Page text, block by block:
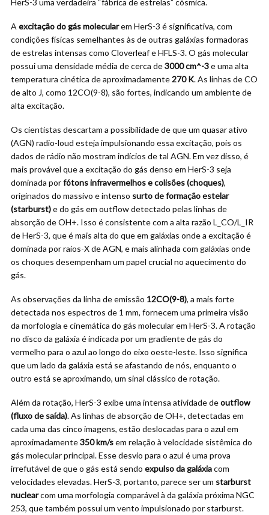
A excitação do gás molecularem HerS-3 é significativa, com
condições físicas semelhantes às de outras galáxias formadoras
de estrelas intensas como Cloverleaf e HFLS-3. O gás molecular
possui uma densidade média de cerca de3000 cm^-3e uma alta
temperatura cinética de aproximadamente270 K. As linhas de CO
de alto J, como 12CO(9-8), são fortes, indicando um ambiente de
alta excitação.
Os cientistas descartam a possibilidade de que um quasar ativo
(AGN) radio-loud esteja impulsionando essa excitação, pois os
dados de rádio não mostram indícios de tal AGN. Em vez disso, é
mais provável que a excitação do gás denso em HerS-3 seja
dominada porfótons infravermelhos e colisões (choques),
originados do massivo e intenso surto de formação estelar
(starburst)e do gás em outflow detectado pelas linhas de
absorção de OH+. Isso é consistente com a alta razão L_CO/L_IR
de HerS-3, que é mais alta do que em galáxias onde a excitação é
dominada por raios-X de AGN, e mais alinhada com galáxias onde
os choques desempenham um papel crucial no aquecimento do
gás.
As observações da linha de emissão 12CO(9-8), a mais forte
detectada nos espectros de 1 mm, fornecem uma primeira visão
da morfologia e cinemática do gás molecular em HerS-3. A rotação
no disco da galáxia é indicada por um gradiente de gás do
vermelho para o azul ao longo do eixo oeste-leste. Isso significa
que um lado da galáxia está se afastando de nós, enquanto o
outro está se aproximando, um sinal clássico de rotação.
Além da rotação, HerS-3 exibe uma intensa atividade deoutflow
(fluxo de saída). As linhas de absorção de OH+, detectadas em
cada uma das cinco imagens, estão deslocadas para o azul em
aproximadamente350 km/sem relação à velocidade sistêmica do
gás molecular principal. Esse desvio para o azul é uma prova
irrefutável de que o gás está sendo expulso da galáxiacom
velocidades elevadas. HerS-3, portanto, parece ser um starburst
nuclearcom uma morfologia comparável à da galáxia próxima NGC
253, que também possui um vento impulsionado por starburst.